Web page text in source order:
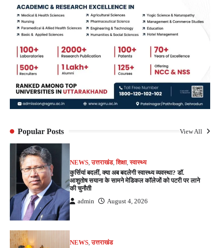
Popular Posts View All
NEWS ,उत्तराखंड,शिक्षा,स्वास्थ्य
कुर्सियां बदलीं, क्या अब बदलेगी स्वास्थ्य व्यवस्था? डॉ.
आशुतोष सयाना के सामने मेडिकल कॉलेजों को पटरी पर लाने
की चुनौती
admin August 4, 2026
NEWS ,उत्तराखंड